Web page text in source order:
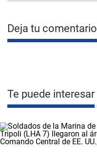
Deja tu comentario
Te puede interesar